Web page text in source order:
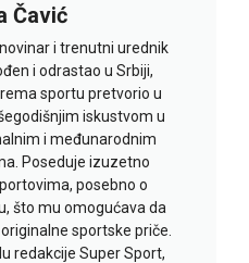
Čavić
i trenutni urednik
i odrastao u Srbiji,
sportu pretvorio u
iskustvom u
i međunarodnim
Poseduje izuzetno
posebno o
što mu omogućava da
sportske priče.
redakcije Super Sport,